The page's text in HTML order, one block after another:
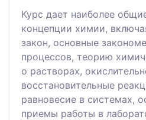
Курс дает наиболее
концепции химии,
закон, основные
процессов, теорию
о растворах,
восстановительные
равновесие в системах,
приемы работы в